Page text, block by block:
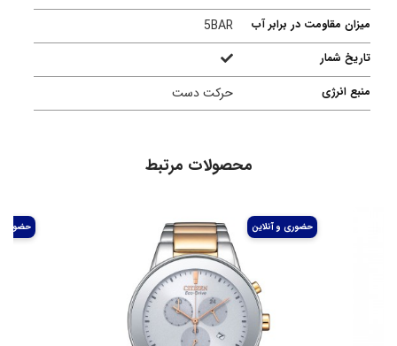
میزان مقاومت در برابر آب
5BAR
تاریخ شمار
منبع انرژی
حرکت دست
محصولات مرتبط